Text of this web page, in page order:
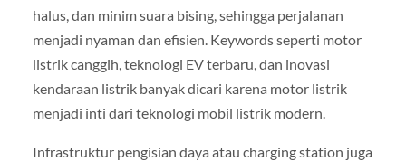
halus, dan minim suara bising, sehingga perjalanan
menjadi nyaman dan efisien. Keywords seperti motor
listrik canggih, teknologi EV terbaru, dan inovasi
kendaraan listrik banyak dicari karena motor listrik
menjadi inti dari teknologi mobil listrik modern.
Infrastruktur pengisian daya atau charging station juga